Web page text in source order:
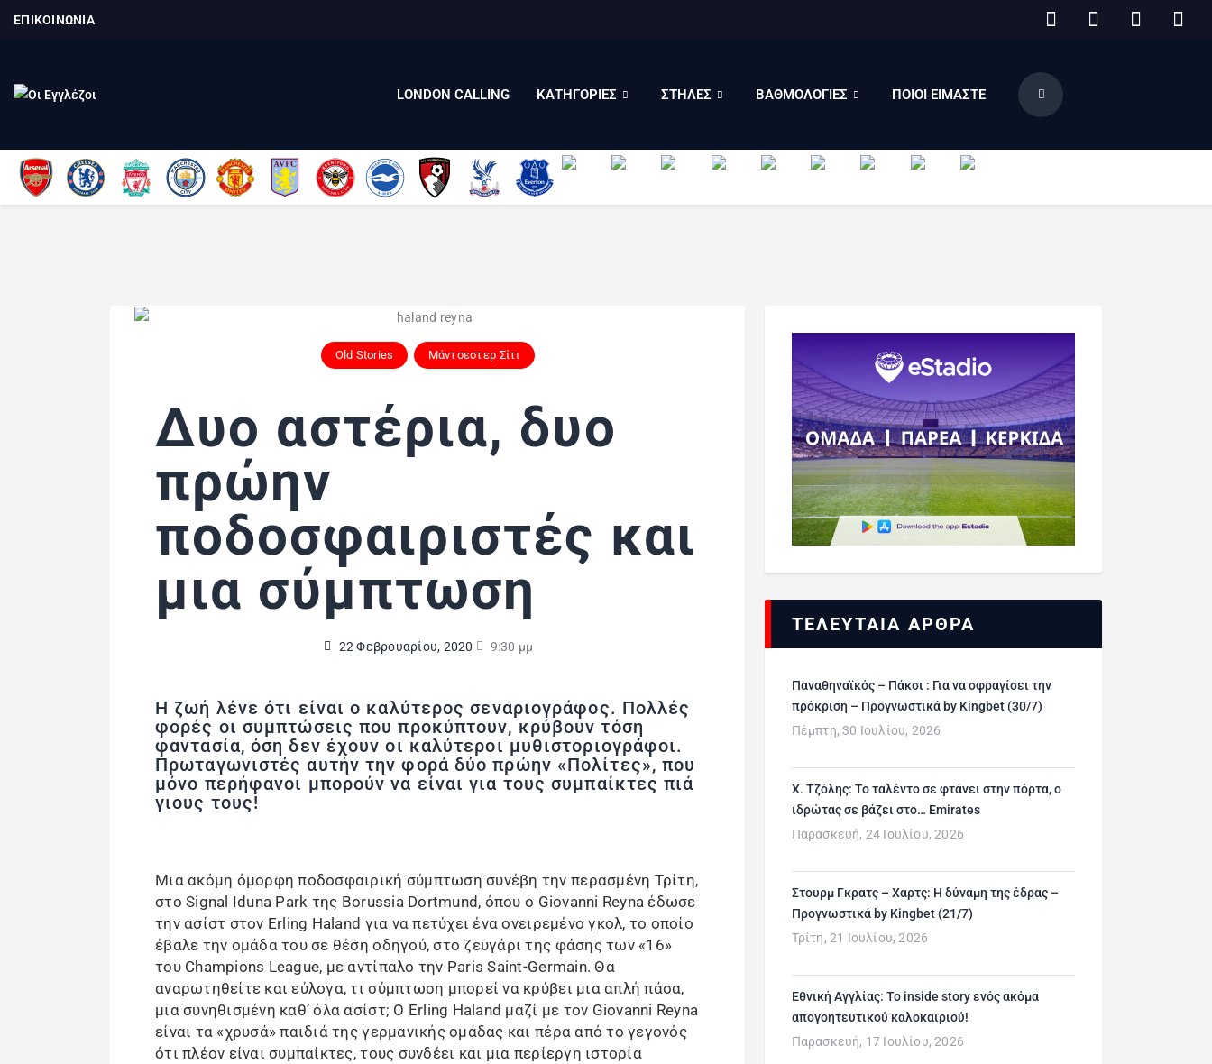
ΕΠΙΚΟΙΝΩΝΙΑ
LONDON CALLING ΚΑΤΗΓΟΡΙΕΣ ΣΤΗΛΕΣ ΒΑΘΜΟΛΟΓΙΕΣ ΠΟΙΟΙ ΕΙΜΑΣΤΕ
Old Stories Μάντσεστερ Σίτι
Δυο αστέρια, δυο
πρώην
ποδοσφαιριστές και
μια σύμπτωση
22 Φεβρουαρίου, 2020 9:30 μμ
Η ζωή λένε ότι είναι ο καλύτερος σεναριογράφος. Πολλές
φορές οι συμπτώσεις που προκύπτουν, κρύβουν τόση
φαντασία, όση δεν έχουν οι καλύτεροι μυθιστοριογράφοι.
Πρωταγωνιστές αυτήν την φορά δύο πρώην «Πολίτες», που
μόνο περήφανοι μπορούν να είναι για τους συμπαίκτες πιά
γιους τους!
Μια ακόμη όμορφη ποδοσφαιρική σύμπτωση συνέβη την περασμένη Τρίτη,
στο Signal Iduna Park της Borussia Dortmund, όπου ο Giovanni Reyna έδωσε
την ασίστ στον Erling Haland για να πετύχει ένα ονειρεμένο γκολ, το οποίο
έβαλε την ομάδα του σε θέση οδηγού, στο ζευγάρι της φάσης των «16»
του Champions League, με αντίπαλο την Paris Saint-Germain. Θα
αναρωτηθείτε και εύλογα, τι σύμπτωση μπορεί να κρύβει μια απλή πάσα,
μια συνηθισμένη καθ’ όλα ασίστ; Ο Erling Haland μαζί με τον Giovanni Reyna
είναι τα «χρυσά» παιδιά της γερμανικής ομάδας και πέρα από το γεγονός
ότι πλέον είναι συμπαίκτες, τους συνδέει και μια περίεργη ιστορία
ΤΕΛΕΥΤΑΙΑ ΑΡΘΡΑ
Παναθηναϊκός – Πάκσι : Για να σφραγίσει την
πρόκριση – Προγνωστικά by Kingbet (30/7)
Πέμπτη, 30 Ιουλίου, 2026
Χ. Τζόλης: Το ταλέντο σε φτάνει στην πόρτα, ο
ιδρώτας σε βάζει στο… Emirates
Παρασκευή, 24 Ιουλίου, 2026
Στουρμ Γκρατς – Χαρτς: Η δύναμη της έδρας –
Προγνωστικά by Kingbet (21/7)
Τρίτη, 21 Ιουλίου, 2026
Εθνική Αγγλίας: Το inside story ενός ακόμα
απογοητευτικού καλοκαιριού!
Παρασκευή, 17 Ιουλίου, 2026